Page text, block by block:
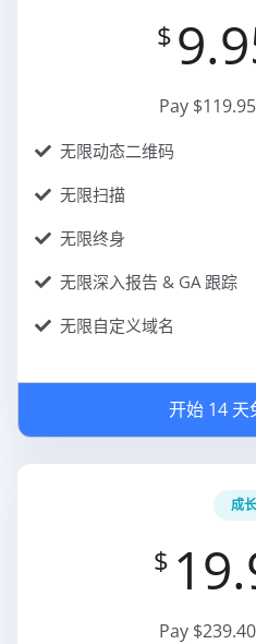
$
Pay
无限动态二维码
无限扫描
无限终身
无限深入报告 & GA 跟踪
无限自定义域名
开始 14 天
成长
$
Pay